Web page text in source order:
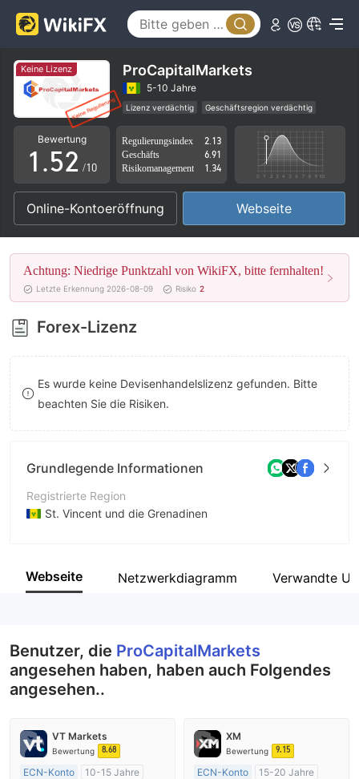
Keine Lizenz ProCapitalMarkets
5-10 Jahre
Lizenz verdächtig
Geschäftsregion verdächtig
Hohes potenzielles Risiko
Bewertung
0
1
2
3
4
5
6
7
8
9
.
1
2
3
4
5
6
7
8
9
0
1
2
3
4
5
6
7
8
9
/10
Regulierungsindex
2.13
Geschäfts
6.91
Risikomanagement
1.34
Online-Kontoeröffnung Webseite
Achtung: Niedrige Punktzahl von WikiFX, bitte fernhalten!
Letzte Erkennung 2026-08-09 Risiko 2
Forex-Lizenz
Es wurde keine Devisenhandelslizenz gefunden. Bitte
beachten Sie die Risiken.
Grundlegende Informationen
Registrierte Region
St. Vincent und die Grenadinen
Unternehmen
Webseite Netzwerkdiagramm Verwandte
Benutzer, die ProCapitalMarkets
angesehen haben, haben auch Folgendes
angesehen..
VT Markets
Bewertung 8.68
ECN-Konto
10-15 Jahre
XM
Bewertung 9.15
ECN-Konto
15-20 Jahre